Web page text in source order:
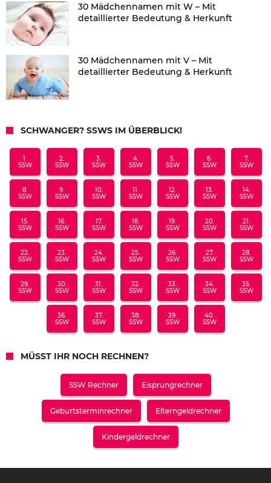
30 Mädchennamen mit W – Mit
detaillierter Bedeutung & Herkunft
30 Mädchennamen mit V – Mit
detaillierter Bedeutung & Herkunft
SCHWANGER? SSWS IM ÜBERBLICK!
1.
SSW
2.
SSW
3.
SSW
4.
SSW
5.
SSW
6.
SSW
7.
SSW
8.
SSW
9.
SSW
10.
SSW
11.
SSW
12.
SSW
13.
SSW
14.
SSW
15.
SSW
16.
SSW
17.
SSW
18.
SSW
19.
SSW
20.
SSW
21.
SSW
22.
SSW
23.
SSW
24.
SSW
25.
SSW
26.
SSW
27.
SSW
28.
SSW
29.
SSW
30.
SSW
31.
SSW
32.
SSW
33.
SSW
34.
SSW
35.
SSW
36.
SSW
37.
SSW
38.
SSW
39.
SSW
40.
SSW
MÜSST IHR NOCH RECHNEN?
SSW Rechner Eisprungrechner
Geburtsterminrechner Elterngeldrechner
Kindergeldrechner